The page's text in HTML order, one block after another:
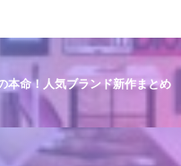
本命！人気ブランド新作まとめ